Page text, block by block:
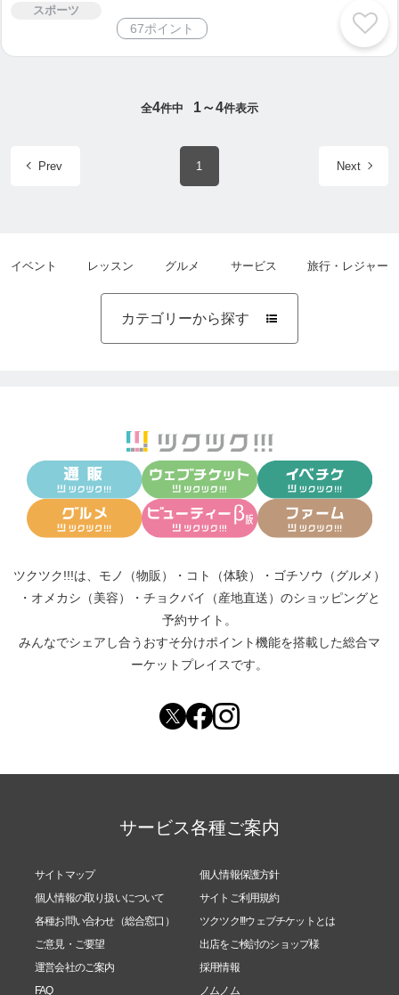
スポーツ
67ポイント
全4件中 1～4件表示
Prev 1 Next
イベント レッスン グルメ サービス 旅行・レジャー
カテゴリーから探す 
ツクツク!!!は、 モノ（物販） ・ コト（体験） ・ ゴチソウ（グルメ）
・ オメカシ（美容） ・ チョクバイ（産地直送） のショッピングと
予約サイト。
みんなでシェアし合う おすそ分けポイント機能を搭載した総合マ
ーケットプレイスです。
サービス各種ご案内
サイトマップ
個人情報保護方針
個人情報の取り扱いについて
サイトご利用規約
各種お問い合わせ（総合窓口）
ツクツク!!!ウェブチケットとは
ご意見・ご要望
出店をご検討のショップ様
運営会社のご案内
採用情報
FAQ
ノムノム